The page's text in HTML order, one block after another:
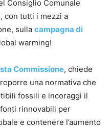
Consiglio Comunale
con tutti i mezzi a
sulla campagna di
warming!
Commissione, chiede
una normativa che
fossili e incoraggi il
rinnovabili per
e contenere l’aumento